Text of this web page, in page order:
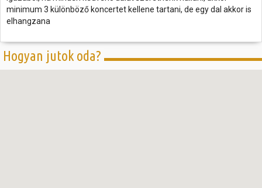
minimum 3 különböző koncertet kellene tartani, de egy dal akkor is
elhangzana
Hogyan jutok oda?